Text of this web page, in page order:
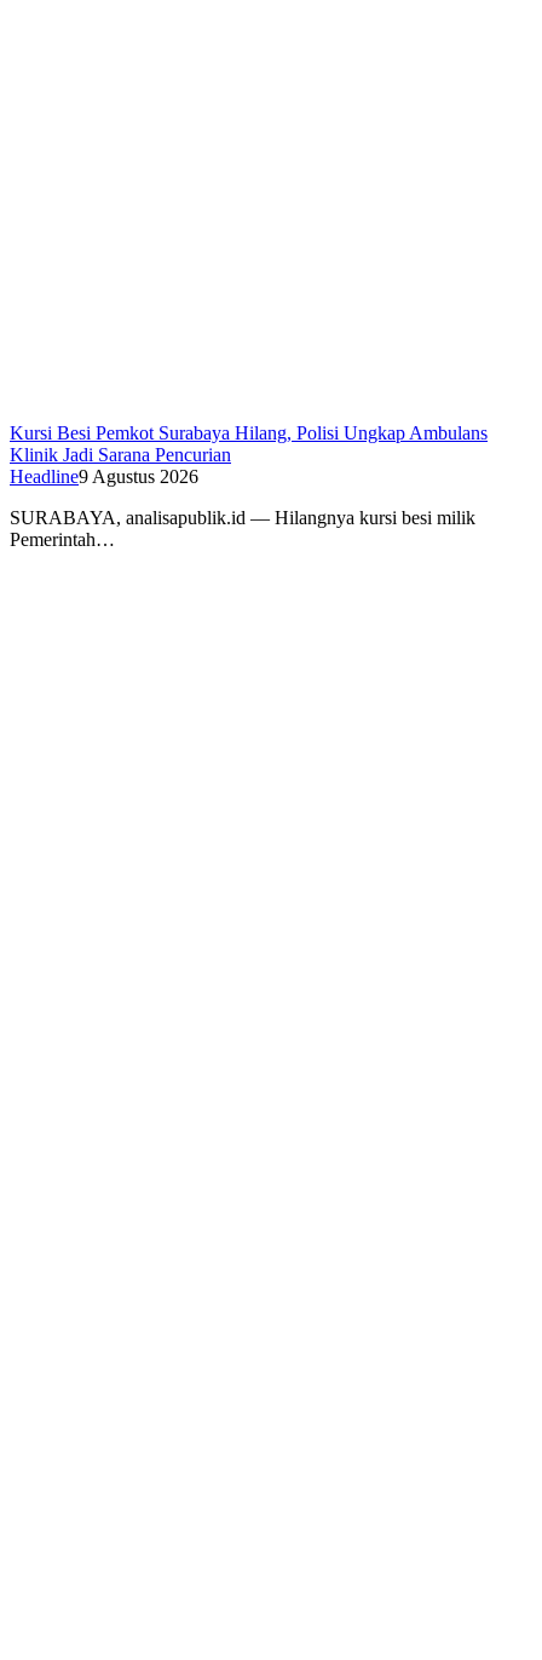
Kursi Besi Pemkot Surabaya Hilang, Polisi Ungkap Ambulans
Klinik Jadi Sarana Pencurian
Headline9 Agustus 2026
SURABAYA, analisapublik.id — Hilangnya kursi besi milik
Pemerintah…